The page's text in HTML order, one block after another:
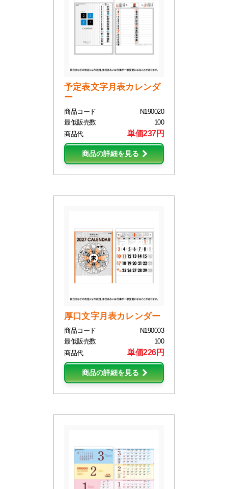
予定表文字月表カレンダ
ー
商品コード
N190020
最低販売数
100
商品代
単価237円
商品の詳細を見る
厚口文字月表カレンダー
商品コード
N190003
最低販売数
100
商品代
単価226円
商品の詳細を見る